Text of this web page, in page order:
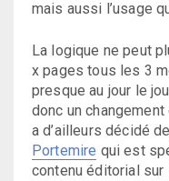
mais aussi l’usage
La logique ne peut
x pages tous les 3
presque au jour le
donc un
a d’ailleurs décidé
Portemire qui est
contenu éditorial